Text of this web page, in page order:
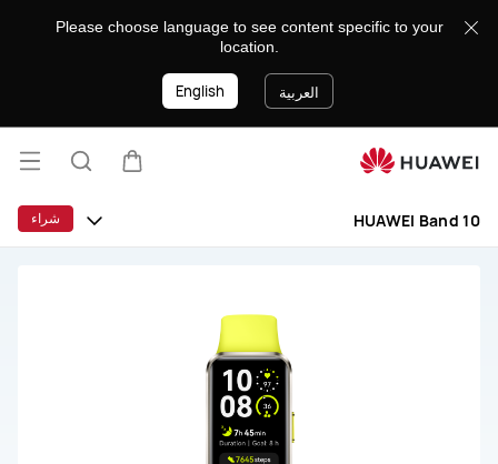
Band
Please choose language to see content specific to your
location.
العربية English
فتح
HUAWEI Band 10 شراء